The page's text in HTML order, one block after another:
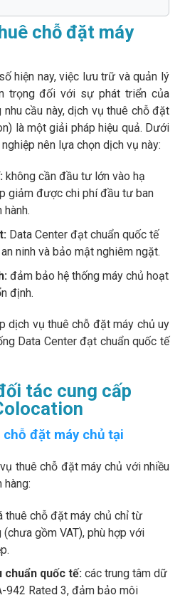
chỗ đặt máy
hiện nay, việc lưu trữ và quản lý
trọng đối với sự phát triển của
cầu này, dịch vụ thuê chỗ đặt
là một giải pháp hiệu quả. Dưới
nên lựa chọn dịch vụ này:
không cần đầu tư lớn vào hạ
giảm được chi phí đầu tư ban
Data Center đạt chuẩn quốc tế
ninh và bảo mật nghiêm ngặt.
đảm bảo hệ thống máy chủ hoạt
định.
dịch vụ thuê chỗ đặt máy chủ uy
Data Center đạt chuẩn quốc tế
tác cung cấp
đặt máy chủ tại
thuê chỗ đặt máy chủ với nhiều
hàng:
thuê chỗ đặt máy chủ chỉ từ
gồm VAT), phù hợp với
chuẩn quốc tế: các trung tâm dữ
942 Rated 3, đảm bảo môi